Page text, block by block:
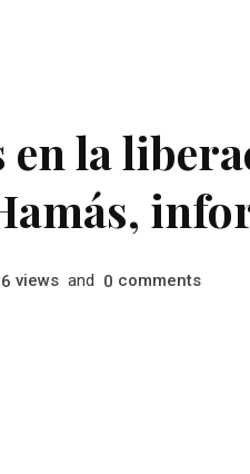
en la
views and 0 comments